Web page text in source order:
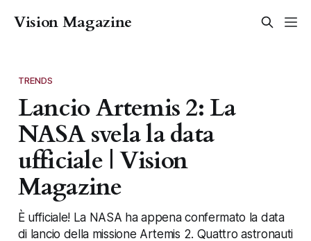
Vision Magazine
TRENDS
Lancio Artemis 2: La
NASA svela la data
ufficiale | Vision
Magazine
È ufficiale! La NASA ha appena confermato la data
di lancio della missione Artemis 2. Quattro astronauti